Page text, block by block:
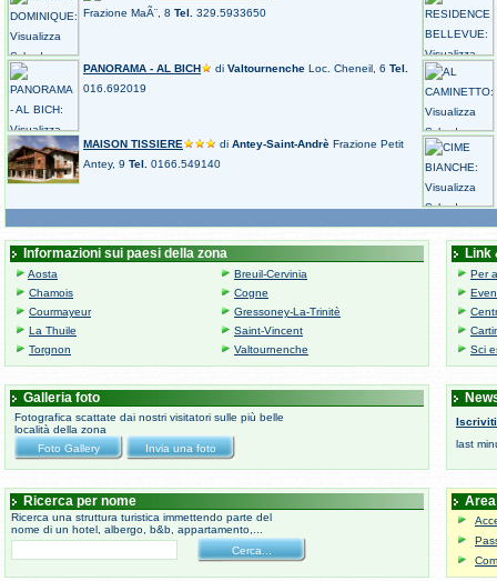
Frazione MaÃ¨, 8 Tel. 329.5933650
PANORAMA - AL BICH di Valtournenche Loc. Cheneil, 6 Tel.
016.692019
MAISON TISSIERE di Antey-Saint-Andrè Frazione Petit
Antey, 9 Tel. 0166.549140
Informazioni sui paesi della zona
Aosta
Breuil-Cervinia
Chamois
Cogne
Courmayeur
Gressoney-La-Trinitè
La Thuile
Saint-Vincent
Torgnon
Valtournenche
Link
Per
Sci
Galleria foto
Fotografica scattate dai nostri visitatori sulle più belle
località della zona
Iscriviti
last
Ricerca per nome
Ricerca una struttura turistica immettendo parte del
nome di un hotel, albergo, b&b, appartamento,...